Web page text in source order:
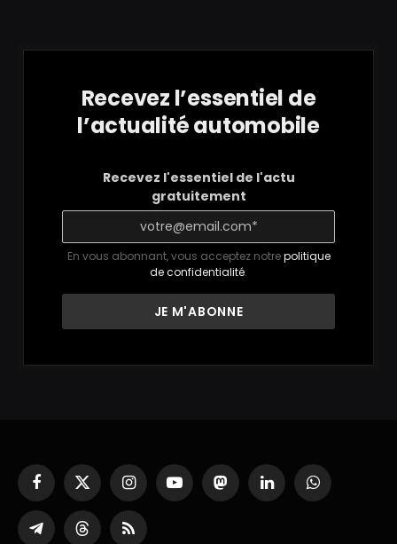
Recevez l’essentiel de
l’actualité automobile
Recevez l'essentiel de l'actu
gratuitement
En vous abonnant, vous acceptez notrepolitique
de confidentialité.
Facebook
X
(Twitter)
InstagramYouTubeMastodonLinkedInWhatsApp
PartagerThreadsRSS